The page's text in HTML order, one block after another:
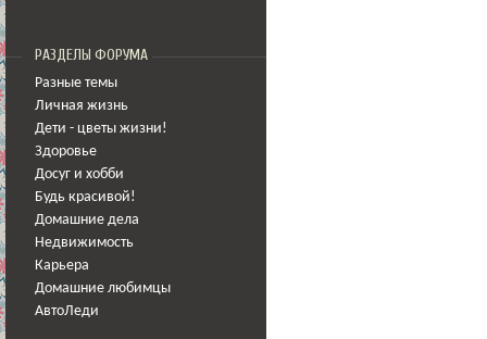
РАЗДЕЛЫ ФОРУМА
Разные темы
Личная жизнь
Дети - цветы жизни!
Здоровье
Досуг и хобби
Будь красивой!
Домашние дела
Недвижимость
Карьера
Домашние любимцы
АвтоЛеди